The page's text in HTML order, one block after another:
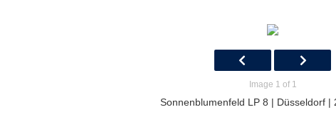
Image 1 of 1
Sonnenblumenfeld LP 8 | Düsseldorf |